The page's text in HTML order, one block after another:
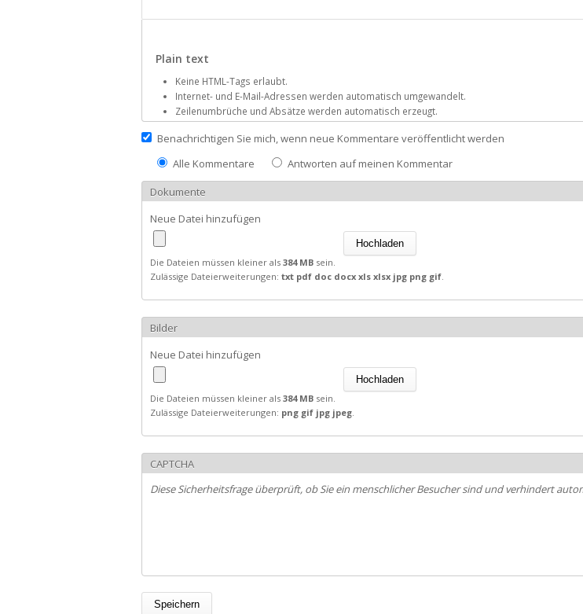
Plain text
Keine HTML-Tags erlaubt.
Internet- und E-Mail-Adressen werden automatisch umgewandelt.
Zeilenumbrüche und Absätze werden automatisch erzeugt.
Benachrichtigen Sie mich, wenn neue Kommentare veröffentlicht werden
Alle Kommentare
Antworten auf meinen Kommentar
Dokumente
Neue Datei hinzufügen
Die Dateien müssen kleiner als 384 MB sein.
Zulässige Dateierweiterungen: txt pdf doc docx xls xlsx jpg png gif
Bilder
Neue Datei hinzufügen
Die Dateien müssen kleiner als 384 MB sein.
Zulässige Dateierweiterungen: png gif jpg jpeg
CAPTCHA
Diese Sicherheitsfrage überprüft, ob Sie ein menschlicher Besucher sind und verhindert